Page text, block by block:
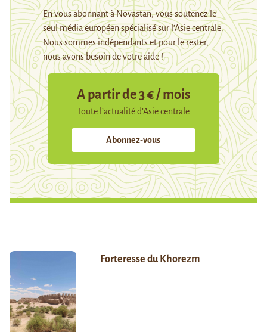
En vous abonnant à Novastan, vous soutenez le
seul média européen spécialisé sur l’Asie centrale.
Nous sommes indépendants et pour le rester,
nous avons besoin de votre aide !
A partir de 3 € / mois
Toute l’actualité d’Asie centrale
Abonnez-vous
Forteresse du Khorezm